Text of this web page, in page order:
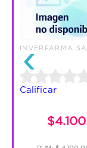
‹
INVERFARMA
Calificar
$4.100